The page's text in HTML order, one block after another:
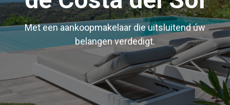
Met een aankoopmakelaar die uitsluitend úw
belangen verdedigt.